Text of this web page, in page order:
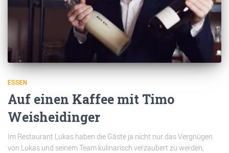
ESSEN
Auf einen Kaffee mit Timo
Weisheidinger
Im Restaurant Lukas haben die Gäste ja nicht nur das Vergnügen
von Lukas und seinem Team kulinarisch verzaubert zu werden,